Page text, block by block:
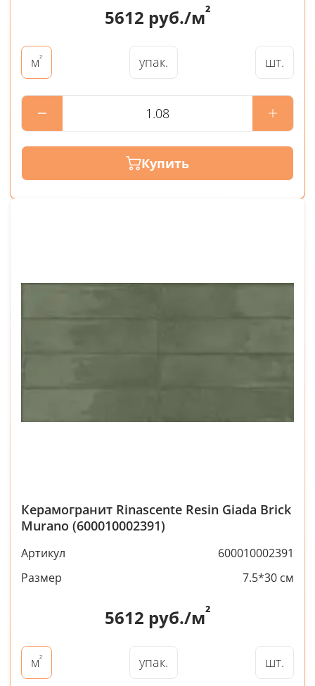
5612 руб./м²
м² упак. шт.
Купить
Керамогранит Rinascente Resin Giada Brick
Murano (600010002391)
Артикул
600010002391
Размер
7.5*30 см
5612 руб./м²
м² упак. шт.